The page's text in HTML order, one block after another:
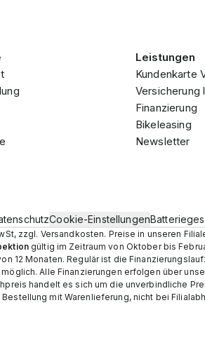
Leistungen
Kundenkarte
Versicherung
Finanzierung
Bikeleasing
Newsletter
Cookie-Einstellungen
zzgl. Versandkosten. Preise in unseren
gültig im Zeitraum von Oktober bis
12 Monaten. Regulär ist die
möglich. Alle Finanzierungen erfolgen über
handelt es sich um die unverbindliche
mit Warenlieferung, nicht bei